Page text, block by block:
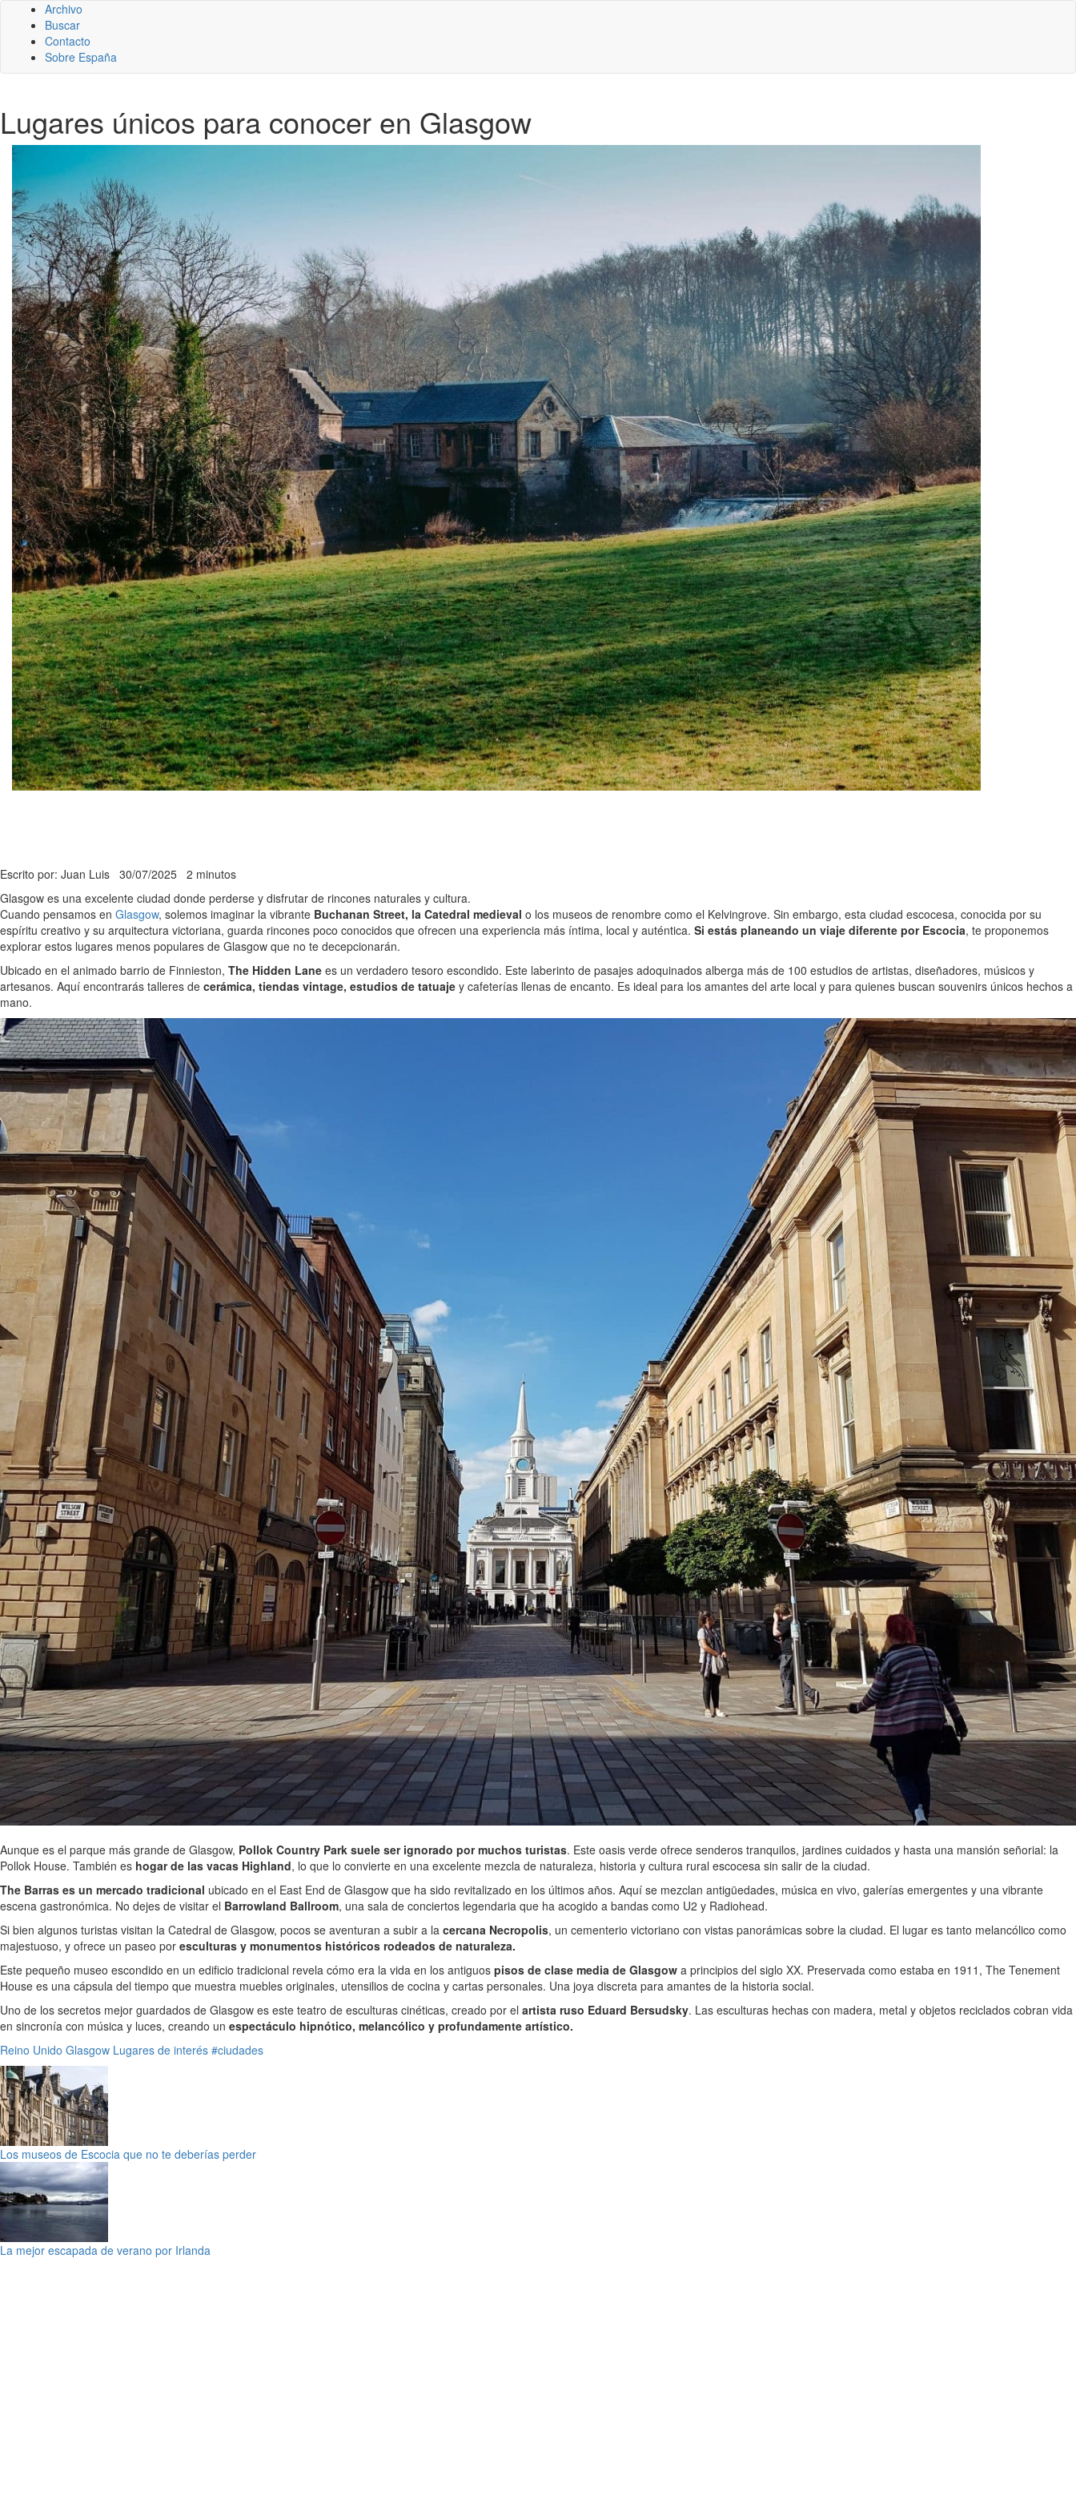
Archivo
Buscar
Contacto
Sobre España
Lugares únicos para conocer en Glasgow
Escrito por: Juan Luis 30/07/2025 2 minutos
Glasgow es una excelente ciudad donde perderse y disfrutar de rincones naturales y cultura.
Cuando pensamos en Glasgow, solemos imaginar la vibrante Buchanan Street, la Catedral medieval o los museos de renombre como el Kelvingrove. Sin embargo, esta ciudad escocesa, conocida por su
espíritu creativo y su arquitectura victoriana, guarda rincones poco conocidos que ofrecen una experiencia más íntima, local y auténtica. Si estás planeando un viaje diferente por Escocia, te proponemos
explorar estos lugares menos populares de Glasgow que no te decepcionarán.
Ubicado en el animado barrio de Finnieston, The Hidden Lane es un verdadero tesoro escondido. Este laberinto de pasajes adoquinados alberga más de 100 estudios de artistas, diseñadores, músicos y
artesanos. Aquí encontrarás talleres de cerámica, tiendas vintage, estudios de tatuaje y cafeterías llenas de encanto. Es ideal para los amantes del arte local y para quienes buscan souvenirs únicos hechos a
mano.
Aunque es el parque más grande de Glasgow, Pollok Country Park suele ser ignorado por muchos turistas. Este oasis verde ofrece senderos tranquilos, jardines cuidados y hasta una mansión señorial: la
Pollok House. También es hogar de las vacas Highland, lo que lo convierte en una excelente mezcla de naturaleza, historia y cultura rural escocesa sin salir de la ciudad.
The Barras es un mercado tradicional ubicado en el East End de Glasgow que ha sido revitalizado en los últimos años. Aquí se mezclan antigüedades, música en vivo, galerías emergentes y una vibrante
escena gastronómica. No dejes de visitar el Barrowland Ballroom, una sala de conciertos legendaria que ha acogido a bandas como U2 y Radiohead.
Si bien algunos turistas visitan la Catedral de Glasgow, pocos se aventuran a subir a la cercana Necropolis, un cementerio victoriano con vistas panorámicas sobre la ciudad. El lugar es tanto melancólico como
majestuoso, y ofrece un paseo por esculturas y monumentos históricos rodeados de naturaleza.
Este pequeño museo escondido en un edificio tradicional revela cómo era la vida en los antiguos pisos de clase media de Glasgow a principios del siglo XX. Preservada como estaba en 1911, The Tenement
House es una cápsula del tiempo que muestra muebles originales, utensilios de cocina y cartas personales. Una joya discreta para amantes de la historia social.
Uno de los secretos mejor guardados de Glasgow es este teatro de esculturas cinéticas, creado por el artista ruso Eduard Bersudsky. Las esculturas hechas con madera, metal y objetos reciclados cobran vida
en sincronía con música y luces, creando un espectáculo hipnótico, melancólico y profundamente artístico.
Reino Unido Glasgow Lugares de interés #ciudades
Los museos de Escocia que no te deberías perder
La mejor escapada de verano por Irlanda